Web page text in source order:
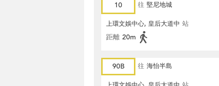
10 往 堅尼地城
上環文娛中心, 皇后大道中 站
距離 20m
90B 往 海怡半島